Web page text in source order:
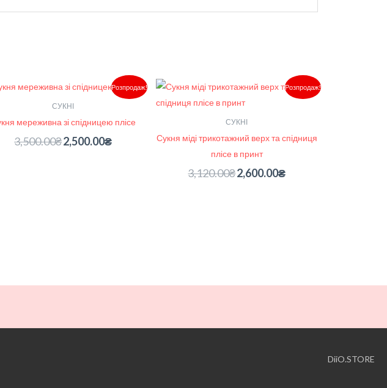
Розпродаж!
СУКНІ
мереживна зі спідницею плісе
3,500.00₴
Оригінальна
ціна:
3,500.00₴.
2,500.00₴
Поточна
ціна:
Розпродаж!
СУКНІ
Сукня міді трикотажний верх та спідниця
плісе в принт
3,120.00₴
Оригінальна
ціна:
3,120.00₴.
2,600.00₴
Поточна
ціна:
DiiO.STORE